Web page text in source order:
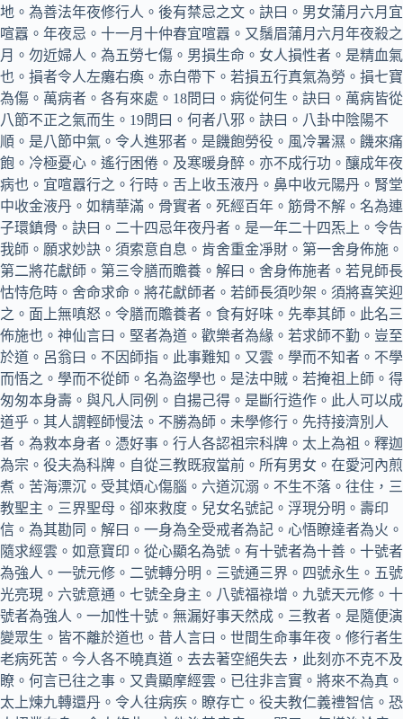
地。為善法年夜修行人。後有禁忌之文。訣曰。男女蒲月六月宜
喧囂。年夜忌。十一月十仲春宜喧囂。又鬚眉蒲月六月年夜殺之
月。勿近婦人。為五勞七傷。男損生命。女人損性者。是精血氣
也。損者令人左癱右瘓。赤白帶下。若損五行真氣為勞。損七寶
為傷。萬病者。各有來處。18問曰。病從何生。訣曰。萬病皆從
八節不正之氣而生。19問曰。何者八邪。訣曰。八卦中陰陽不
順。是八節中氣。令人進邪者。是饑飽勞役。風冷暑濕。饑來痛
飽。冷極憂心。遙行困倦。及寒暖身醉。亦不成行功。釀成年夜
病也。宜喧囂行之。行時。舌上收玉液丹。鼻中收元陽丹。腎堂
中收金液丹。如精華滿。骨實者。死經百年。筋骨不解。名為連
子環鎮骨。訣曰。二十四忌年夜丹者。是一年二十四炁上。令告
我師。願求妙訣。須索意自息。肯舍重金凈財。第一舍身佈施。
第二將花獻師。第三令膳而贍養。解曰。舍身佈施者。若見師長
怙恃危時。舍命求命。將花獻師者。若師長須吵架。須將喜笑迎
之。面上無嗔怒。令膳而贍養者。食有好味。先奉其師。此名三
佈施也。神仙言曰。堅者為道。歡樂者為緣。若求師不勤。豈至
於道。呂翁曰。不因師指。此事難知。又雲。學而不知者。不學
而悟之。學而不從師。名為盜學也。是法中賊。若掩祖上師。得
匆匆本身壽。與凡人同例。自揚己得。是斷行造作。此人可以成
道乎。其人謂輕師慢法。不勝為師。未學修行。先持接濟別人
者。為救本身者。憑好事。行人各認祖宗科牌。太上為祖。釋迦
為宗。役夫為科牌。自從三教既寂當前。所有男女。在愛河內煎
煮。苦海漂沉。受其煩心傷腦。六道沉溺。不生不落。往住，三
教聖主。三界聖母。卻來救度。兒女名號記。浮現分明。壽印
信。為其勘同。解曰。一身為全受戒者為記。心悟瞭達者為火。
隨求經雲。如意寶印。從心顯名為號。有十號者為十善。十號者
為強人。一號元修。二號轉分明。三號通三界。四號永生。五號
光亮現。六號意通。七號全身主。八號福祿增。九號天元修。十
號者為強人。一加性十號。無漏好事天然成。三教者。是隨便演
變眾生。皆不離於道也。昔人言曰。世間生命事年夜。修行者生
老病死苦。今人各不曉真道。去去著空絕失去，此刻亦不克不及
瞭。何言已往之事。又貴顯摩經雲。已往非言實。將來不為真。
太上煉九轉還丹。令人往病疾。瞭存亡。役夫教仁義禮智信。恐